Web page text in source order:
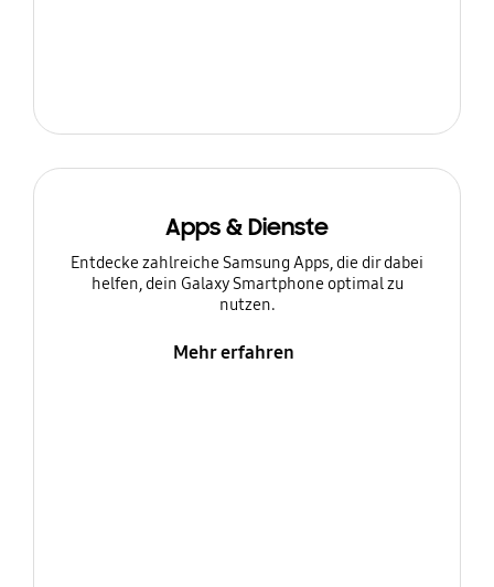
Apps & Dienste
Entdecke zahlreiche Samsung Apps, die dir dabei
helfen, dein Galaxy Smartphone optimal zu
nutzen.
Mehr erfahren